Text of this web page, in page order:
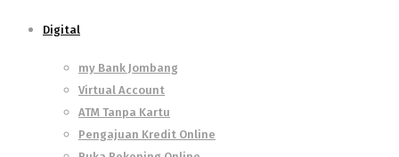
Digital
my Bank Jombang
Virtual Account
ATM Tanpa Kartu
Pengajuan Kredit Online